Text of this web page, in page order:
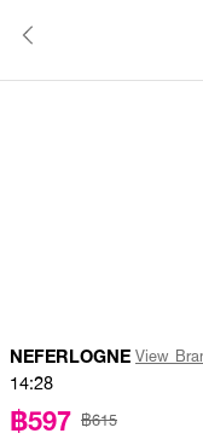
NEFERLOGNE View
14:28
฿597 ฿615